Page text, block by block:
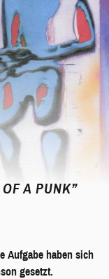
A PUNK”
Aufgabe haben sich
gesetzt.